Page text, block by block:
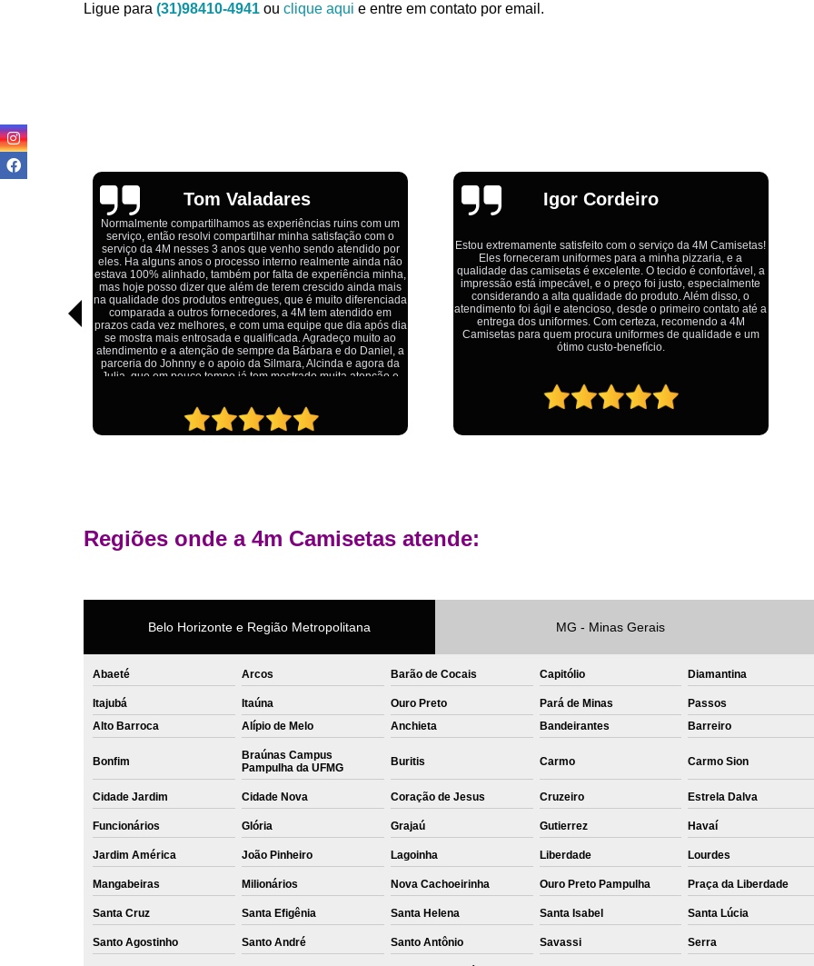
Fabrica
Fábrica Camiseta
Fábrica Camisetas Algodão
Fábrica Camisetas
Fabrica Camisetas
Fabrica de Camisetas Lisas
Fábrica Roupas Atacado
Private Label Biquínis
Private
Private Label Camisetas
Private Label de Camisetas
Sublimação de Camisetas
Sublimação de Estampa em
Sublimação em Camisetas de
Sublimação em Tecido
Sublimação para Camisetas
Ligue para (31)98410-4941 ou clique aqui e entre em contato por email.
Igor Cordeiro
Estou extremamente satisfeito com o serviço da 4M Camisetas!
Eles forneceram uniformes para a minha pizzaria, e a
qualidade das camisetas é excelente. O tecido é confortável, a
impressão está impecável, e o preço foi justo, especialmente
considerando a alta qualidade do produto. Além disso, o
atendimento foi ágil e atencioso, desde o primeiro contato até a
entrega dos uniformes. Com certeza, recomendo a 4M
Camisetas para quem procura uniformes de qualidade e um
ótimo custo-benefício.
Emília
Ótimo atendimento,todos muito educados, prestativos e que
colocam o cliente em primeiro lugar. Qualquer lugar tem
problemas,isso é fato, mas aqui na 4M tudo é resolvido com
calma e de forma que todos saem ganhando no final.
Regiões onde a 4m Camisetas atende:
Belo Horizonte e Região Metropolitana MG - Minas Gerais
Abaeté Arcos Barão de Cocais Capitólio Diamantina
Itajubá Itaúna Ouro Preto Pará de Minas Passos
Alto Barroca
Alípio de Melo Anchieta Bandeirantes Barreiro
Bonfim
Braúnas Campus
Pampulha da UFMG
Buritis Carmo Carmo Sion
Cidade Jardim Cidade Nova Coração de Jesus Cruzeiro Estrela Dalva
Funcionários Glória Grajaú Gutierrez Havaí
Jardim América João Pinheiro Lagoinha Liberdade Lourdes
Mangabeiras Milionários Nova Cachoeirinha Ouro Preto Pampulha Praça da Liberdade
Santa Cruz Santa Efigênia Santa Helena Santa Isabel Santa Lúcia
Santo Agostinho Santo André Santo Antônio Savassi Serra